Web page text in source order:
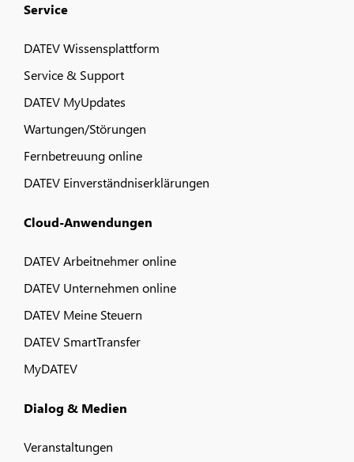
Service
DATEV Wissensplattform
Service & Support
DATEV MyUpdates
Wartungen/Störungen
Fernbetreuung online
DATEV Einverständniserklärungen
Cloud-Anwendungen
DATEV Arbeitnehmer online
DATEV Unternehmen online
DATEV Meine Steuern
DATEV SmartTransfer
MyDATEV
Dialog & Medien
Veranstaltungen